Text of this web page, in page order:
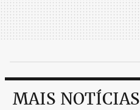
MAIS NOTÍCIAS